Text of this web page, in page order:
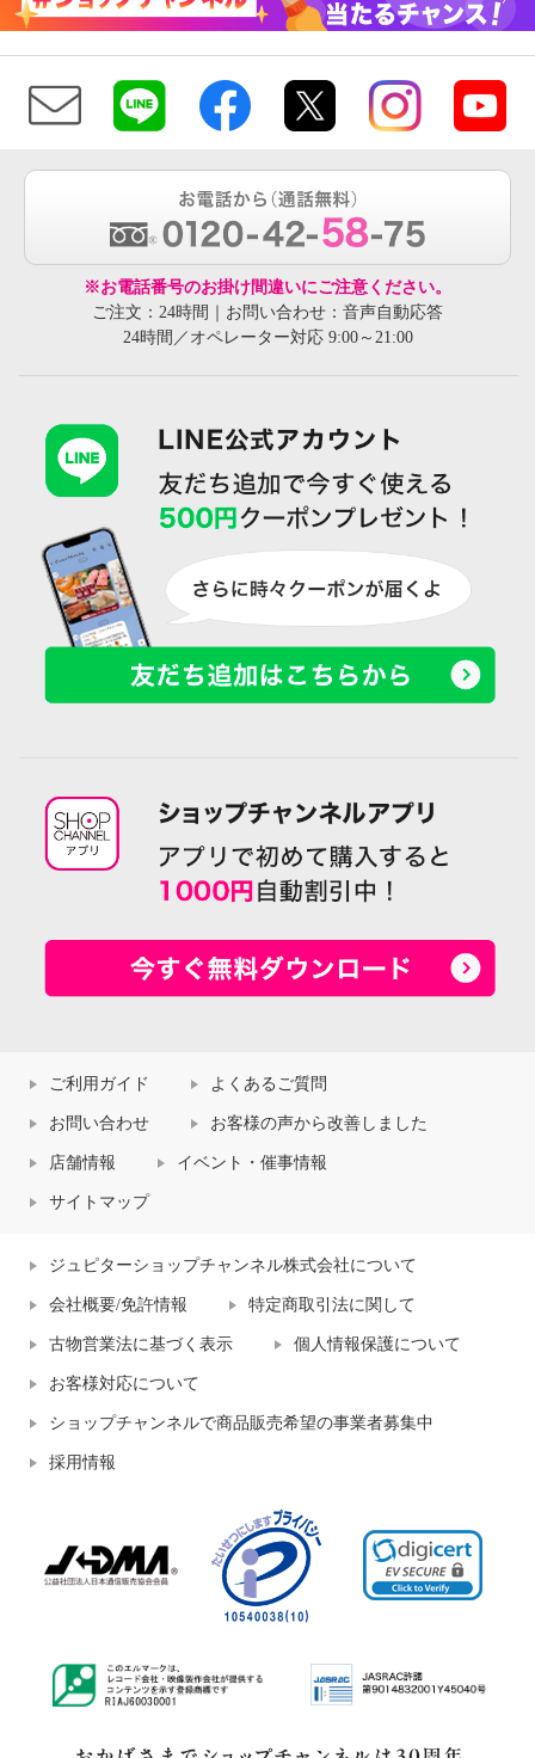
※お電話番号のお掛け間違いにご注意ください。
ご注文：24時間｜お問い合わせ：音声自動応答
24時間／オペレーター対応 9:00～21:00
ご利用ガイド よくあるご質問
お問い合わせ お客様の声から改善しました
店舗情報 イベント・催事情報
サイトマップ
ジュピターショップチャンネル株式会社について
会社概要/免許情報 特定商取引法に関して
古物営業法に基づく表示 個人情報保護について
お客様対応について
ショップチャンネルで商品販売希望の事業者募集中
採用情報